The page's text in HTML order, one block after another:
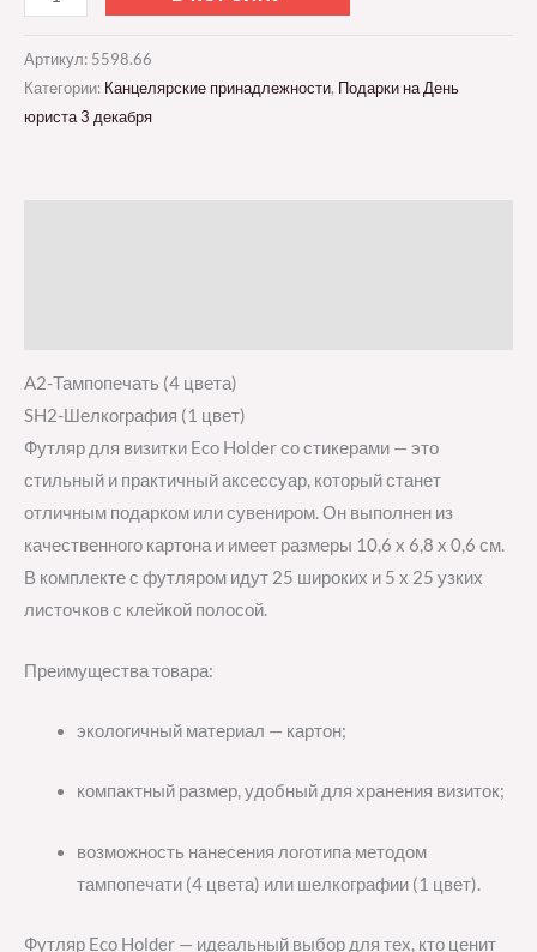
Артикул: 5598.66
Категории: Канцелярские принадлежности, Подарки на День
юриста 3 декабря
A2-Тампопечать (4 цвета)
SH2-Шелкография (1 цвет)
Футляр для визитки Eco Holder со стикерами — это
стильный и практичный аксессуар, который станет
отличным подарком или сувениром. Он выполнен из
качественного картона и имеет размеры 10,6 x 6,8 x 0,6 см.
В комплекте с футляром идут 25 широких и 5 х 25 узких
листочков с клейкой полосой.
Преимущества товара:
экологичный материал — картон;
компактный размер, удобный для хранения визиток;
возможность нанесения логотипа методом
тампопечати (4 цвета) или шелкографии (1 цвет).
Футляр Eco Holder — идеальный выбор для тех, кто ценит